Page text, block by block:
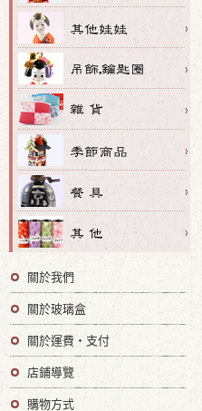
關於我們
關於玻璃盒
關於運費・支付
店鋪導覽
購物方式